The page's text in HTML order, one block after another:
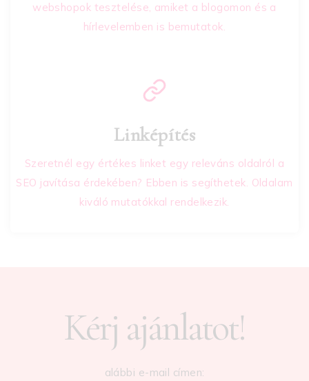
webshopok tesztelése, amiket a blogomon és a
hírlevelemben is bemutatok.
Linképítés
Szeretnél egy értékes linket egy releváns oldalról a
SEO javítása érdekében? Ebben is segíthetek. Oldalam
kiváló mutatókkal rendelkezik.
Kérj ajánlatot!
alábbi e-mail címen: